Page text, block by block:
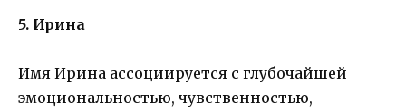
5. Ирина
Имя Ирина ассоциируется с глубочайшей
эмоциональностью, чувственностью,